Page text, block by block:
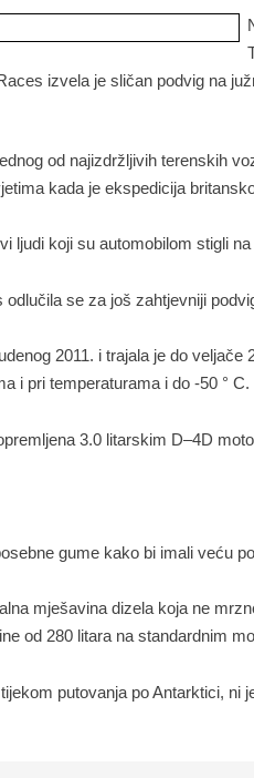
izvela je sličan podvig na
od najizdržljivih terenskih
kada je ekspedicija
ljudi koji su automobilom stigli
odlučila se za još zahtjevniji
2011. i trajala je do veljače
i pri temperaturama i do -50 ° C.
3.0 litarskim D–4D
gume kako bi imali veću
mješavina dizela koja ne
od 280 litara na standardnim
tijekom putovanja poAntarktici, ni